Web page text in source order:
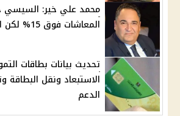
محمد علي خير: السيسي
المعاشات فوق 15% لكن الموارد لم تسمح
تحديث بيانات بطاقات
الاستبعاد ونقل البطاقة
الدعم